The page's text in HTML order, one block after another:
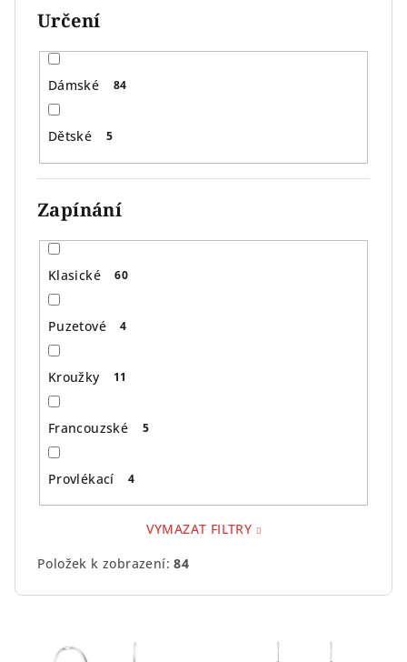
Určení
Dámské 84
Dětské 5
Zapínání
Klasické 60
Puzetové 4
Kroužky 11
Francouzské 5
Provlékací 4
VYMAZAT FILTRY
Položek k zobrazení:84